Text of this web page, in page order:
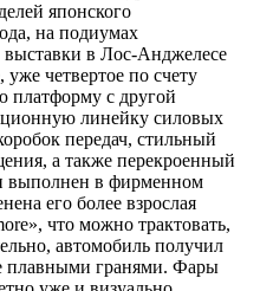
японского
на подиумах
в Лос-Анджелесе
четвертое по счету
платформу с другой
линейку силовых
передач, стильный
а также перекроенный
выполнен в фирменном
его более взрослая
что можно трактовать,
автомобиль получил
плавными гранями. Фары